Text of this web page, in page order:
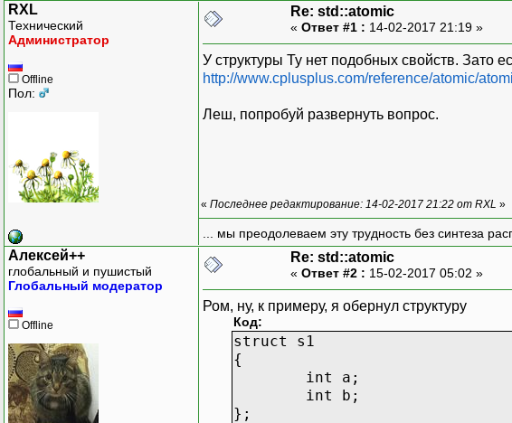
RXL
Технический
Администратор
Offline
Пол:
Re: std::atomic
« Ответ #1 : 14-02-2017 21:19 »
У структуры Ty нет подобных свойств. Зато
http://www.cplusplus.com/reference/atomic/
Леш, попробуй развернуть вопрос.
« Последнее редактирование: 14-02-2017 21:22 от RXL »
... мы преодолеваем эту трудность без синтеза
Алексей++
глобальный и пушистый
Глобальный модератор
Offline
Re: std::atomic
« Ответ #2 : 15-02-2017 05:02 »
Ром, ну, к примеру, я обернул структуру
Код:
struct s1
{
int a;
int b;
};